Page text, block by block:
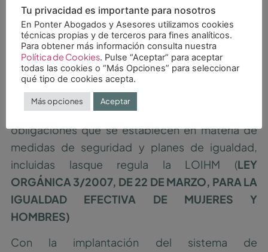
enumeradas en este apartado, así como los
datos del Registro regulados en elartículo 28,
apartado 2 del Estatuto de los Trabajadores
Igualmente, y un aspecto a tener muy en cuenta
para evitar sorpresas es que se tipifica como
infracción grave el hecho de no cumplir las
obligaciones que se establecen en materia de
medidas de seguridad y planes de igualdad,
incluidas lasque regula la LOIHM (LEY
ORGÁNICA 3/2007, DE 22 DE MARZO, PARA LA
IGUALDAD EFECTIVA DE MUJERES Y
HOMBRES)
Con la implantación del sistema de
Tu privacidad es importante para nosotros
En Ponter Abogados y Asesores utilizamos cookies
técnicas propias y de terceros para fines analíticos.
Para obtener más información consulta nuestra
Política de Cookies. Pulse “Aceptar” para aceptar
todas las cookies o “Más Opciones” para seleccionar
qué tipo de cookies acepta.
Más opciones Aceptar